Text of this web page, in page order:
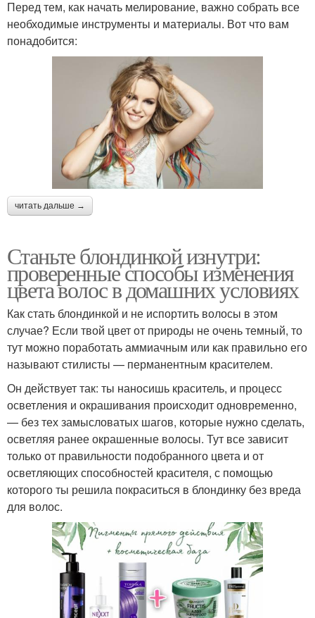
Перед тем, как начать мелирование, важно собрать все
необходимые инструменты и материалы. Вот что вам
понадобится:
читать дальше →
Станьте блондинкой изнутри:
проверенные способы изменения
цвета волос в домашних условиях
Как стать блондинкой и не испортить волосы в этом
случае? Если твой цвет от природы не очень темный, то
тут можно поработать аммиачным или как правильно его
называют стилисты — перманентным красителем.
Он действует так: ты наносишь краситель, и процесс
осветления и окрашивания происходит одновременно,
— без тех замысловатых шагов, которые нужно сделать,
осветляя ранее окрашенные волосы. Тут все зависит
только от правильности подобранного цвета и от
осветляющих способностей красителя, с помощью
которого ты решила покраситься в блондинку без вреда
для волос.